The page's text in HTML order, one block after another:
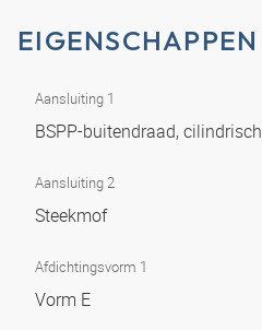
EIGENSCHAPPEN
Aansluiting 1
BSPP-buitendraad, cilindrisch
Aansluiting 2
Steekmof
Afdichtingsvorm 1
Vorm E